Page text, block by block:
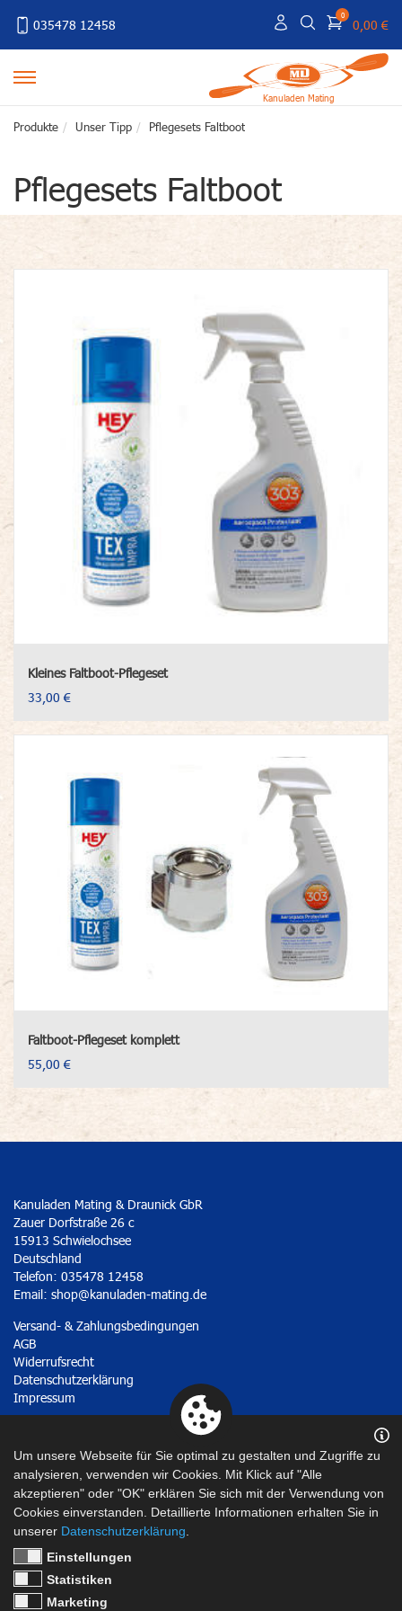
035478 12458
0
0,00 €
Kanuladen Mating
Produkte Unser Tipp Pflegesets Faltboot
Pflegesets Faltboot
Kleines Faltboot-Pflegeset
33,00 €
Faltboot-Pflegeset komplett
55,00 €
Kanuladen Mating & Draunick GbR
Zauer Dorfstraße 26 c
15913 Schwielochsee
Deutschland
Telefon: 035478 12458
Email: shop@kanuladen-mating.de
Versand- & Zahlungsbedingungen
AGB
Widerrufsrecht
Datenschutzerklärung
Impressum
Um unsere Webseite für Sie optimal zu gestalten und Zugriffe zu
analysieren, verwenden wir Cookies. Mit Klick auf "Alle
akzeptieren" oder "OK" erklären Sie sich mit der Verwendung von
Cookies einverstanden. Detaillierte Informationen erhalten Sie in
unserer Datenschutzerklärung
Einstellungen
Statistiken
Marketing